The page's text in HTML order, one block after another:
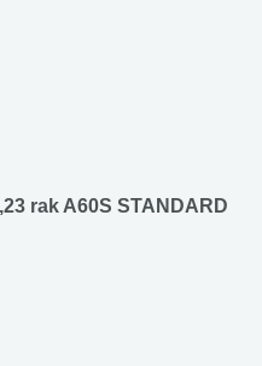
rak A60S STANDARD